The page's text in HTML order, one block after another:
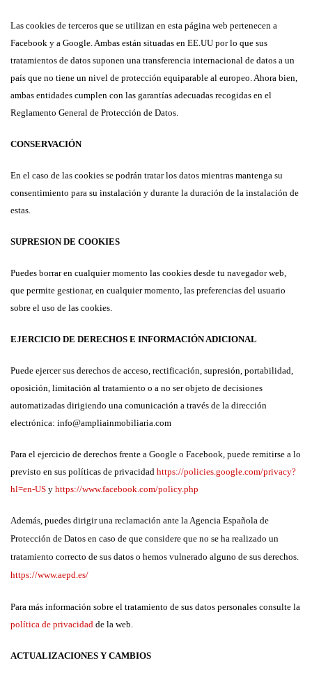
Las cookies de terceros que se utilizan en esta página web pertenecen a
Facebook y a Google. Ambas están situadas en EE.UU por lo que sus
tratamientos de datos suponen una transferencia internacional de datos a un
país que no tiene un nivel de protección equiparable al europeo. Ahora bien,
ambas entidades cumplen con las garantías adecuadas recogidas en el
Reglamento General de Protección de Datos.
CONSERVACIÓN
En el caso de las cookies se podrán tratar los datos mientras mantenga su
consentimiento para su instalación y durante la duración de la instalación de
estas.
SUPRESION DE COOKIES
Puedes borrar en cualquier momento las cookies desde tu navegador web,
que permite gestionar, en cualquier momento, las preferencias del usuario
sobre el uso de las cookies.
EJERCICIO DE DERECHOS E INFORMACIÓN ADICIONAL
Puede ejercer sus derechos de acceso, rectificación, supresión, portabilidad,
oposición, limitación al tratamiento o a no ser objeto de decisiones
automatizadas dirigiendo una comunicación a través de la dirección
electrónica: info@ampliainmobiliaria.com
Para el ejercicio de derechos frente a Google o Facebook, puede remitirse a lo
previsto en sus políticas de privacidad https://policies.google.com/privacy?
hl=en-US y https://www.facebook.com/policy.php
Además, puedes dirigir una reclamación ante la Agencia Española de
Protección de Datos en caso de que considere que no se ha realizado un
tratamiento correcto de sus datos o hemos vulnerado alguno de sus derechos.
https://www.aepd.es/
Para más información sobre el tratamiento de sus datos personales consulte la
política de privacidad de la web.
ACTUALIZACIONES Y CAMBIOS